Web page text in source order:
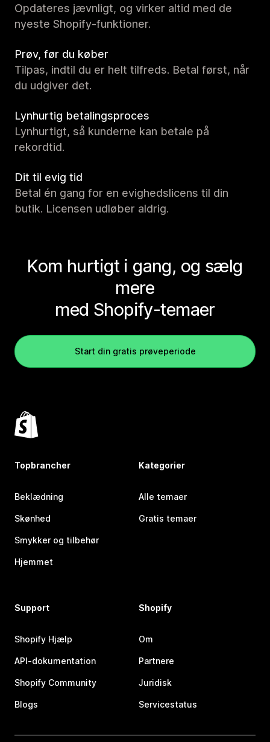
Opdateres jævnligt, og virker altid med de
nyeste Shopify-funktioner.
Prøv, før du køber
Tilpas, indtil du er helt tilfreds. Betal først, når
du udgiver det.
Lynhurtig betalingsproces
Lynhurtigt, så kunderne kan betale på
rekordtid.
Dit til evig tid
Betal én gang for en evighedslicens til din
butik. Licensen udløber aldrig.
Kom hurtigt i gang, og sælg
mere
med Shopify-temaer
Start din gratis prøveperiode
Topbrancher
Beklædning
Skønhed
Smykker og tilbehør
Hjemmet
Kategorier
Alle temaer
Gratis temaer
Support
Shopify Hjælp
API-dokumentation
Shopify Community
Blogs
Shopify
Om
Partnere
Juridisk
Servicestatus